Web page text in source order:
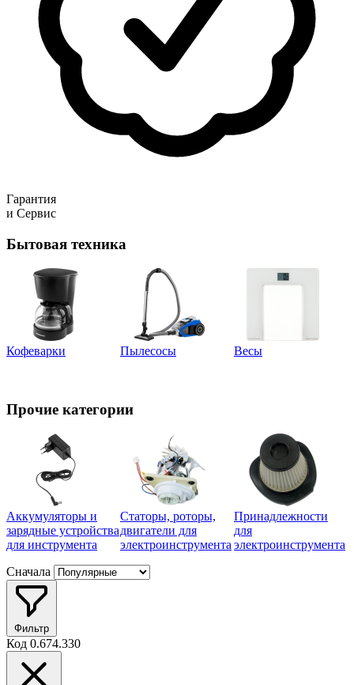
Гарантия
и Сервис
Бытовая техника
Кофеварки Пылесосы Весы
Прочие категории
Аккумуляторы и
зарядные устройства
для инструмента
Статоры, роторы,
двигатели для
электроинструмента
Принадлежности
для
электроинструмента
Сначала
Фильтр
Код 0.674.330